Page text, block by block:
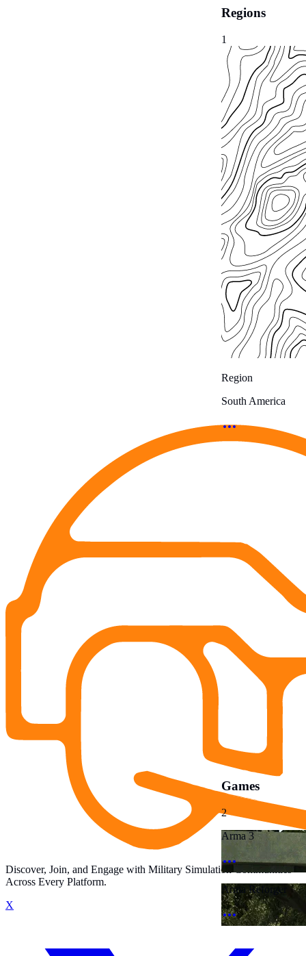
Regions
1
Region
South America
Games
2
Arma 3
Arma Reforger
Discover, Join, and Engage with Military Simulation Communities
Across Every Platform.
X